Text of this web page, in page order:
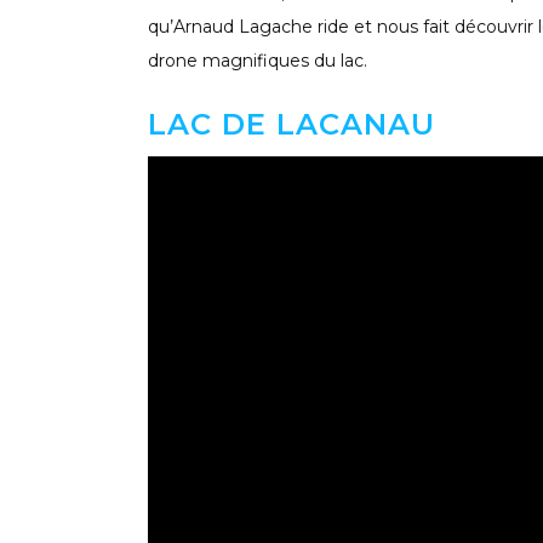
qu’Arnaud Lagache ride et nous fait
drone magnifiques du lac.
LAC DE LACANAU